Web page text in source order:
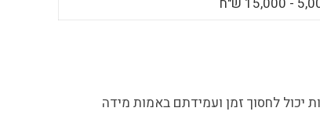
יכול לחסוך זמן ועמידתם באמות מידה